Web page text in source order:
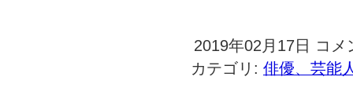
2019年02月17日
韓
国
旅
コメ
カテゴリ: 俳優、芸能